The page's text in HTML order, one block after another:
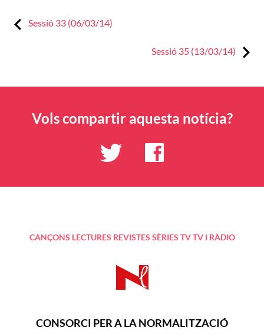
Navegació
Previous:
Sessió 33 (06/03/14)
Next:
Sessió 35 (13/03/14)
Vols compartir aquesta notícia?
CANÇONS LECTURES REVISTES SÈRIES TV TV I RÀDIO
CONSORCI PER A LA NORMALITZACIÓ